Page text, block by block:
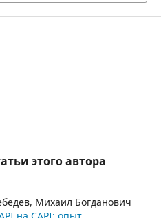
этого автора
Михаил Богданович